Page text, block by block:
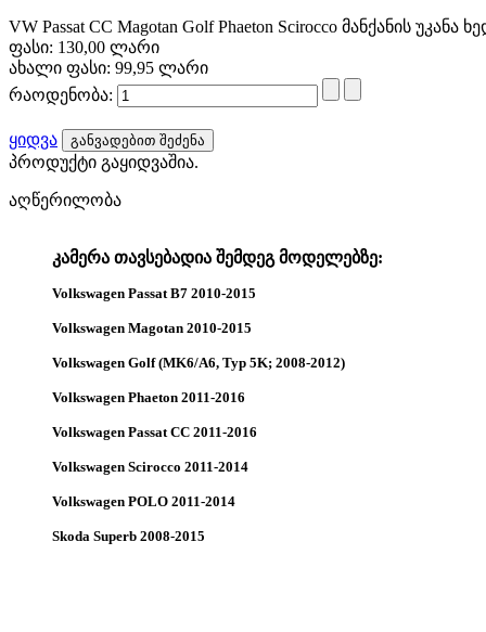
VW Passat CC Magotan Golf Phaeton Scirocco მანქანის
ფასი: 130,00 ლარი
ახალი ფასი: 99,95 ლარი
რაოდენობა:
ყიდვა
პროდუქტი გაყიდვაშია.
აღწერილობა
კამერა თავსებადია შემდეგ მოდელებზე:
Volkswagen Passat B7 2010-2015
Volkswagen Magotan 2010-2015
Volkswagen Golf (MK6/A6, Typ 5K; 2008-2012)
Volkswagen Phaeton 2011-2016
Volkswagen Passat CC 2011-2016
Volkswagen Scirocco 2011-2014
Volkswagen POLO 2011-2014
Skoda Superb 2008-2015